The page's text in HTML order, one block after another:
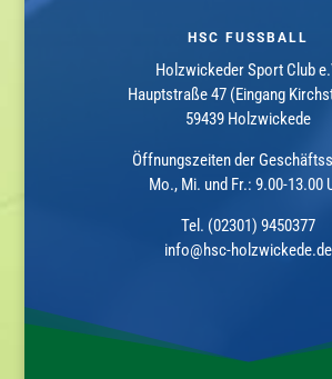
HSC FUSSBALL
Holzwickeder Sport Club
Hauptstraße 47 (Eingang
59439 Holzwickede
Öffnungszeiten der
Mo., Mi. und Fr.: 9.00-13.00
Tel. (02301) 9450377
info@hsc-holzwickede.de